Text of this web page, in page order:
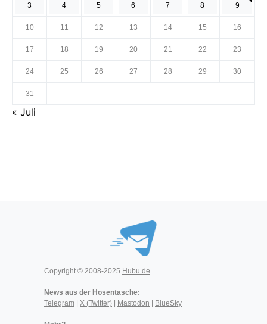
3 4 5 6 7 8 9
10 11 12 13 14 15 16
17 18 19 20 21 22 23
24 25 26 27 28 29 30
31
« Juli
Copyright © 2008-2025 Hubu.de
News aus der Hosentasche:
Telegram
X (Twitter) Mastodon BlueSky